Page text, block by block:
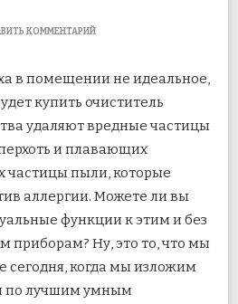
КОММЕНТАРИЙК
ЛУЧШИХ
ОЧИСТИТЕЛЕЙ
ВОЗДУХА
АЛЛЕРГИИ
в помещении не идеальное,
купить очиститель
удаляют вредные частицы
и плавающих
частицы пыли, которые
аллергии. Можете ли вы
функции к этим и без
приборам? Ну, это то, что мы
сегодня, когда мы изложим
по лучшим умным